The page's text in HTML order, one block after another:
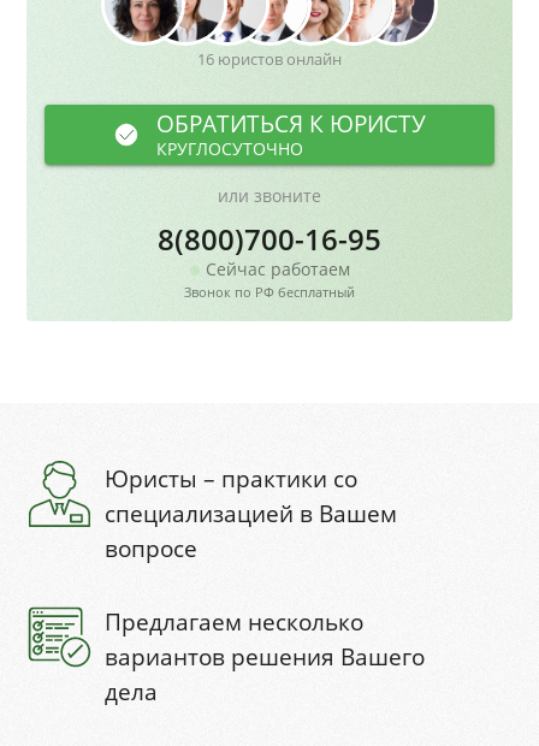
16 юристов онлайн
ОБРАТИТЬСЯ К ЮРИСТУ
КРУГЛОСУТОЧНО
или звоните
8(800)700-16-95
Сейчас работаем
Звонок по РФ бесплатный
Юристы – практики со
специализацией в Вашем
вопросе
Предлагаем несколько
вариантов решения Вашего
дела